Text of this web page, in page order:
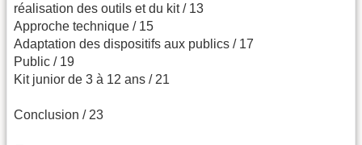
réalisation des outils et du kit / 13
Approche technique / 15
Adaptation des dispositifs aux publics / 17
Public / 19
Kit junior de 3 à 12 ans / 21
Conclusion / 23